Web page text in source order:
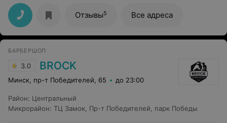
Отзывы5 Все адреса
БАРБЕРШОП
3.0 BROCK
Минск, пр-т Победителей, 65 до 23:00
Район: Центральный
Микрорайон: ТЦ Замок Пр-т Победителей парк Победы